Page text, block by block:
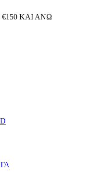
€150 ΚΑΙ ΑΝΩ